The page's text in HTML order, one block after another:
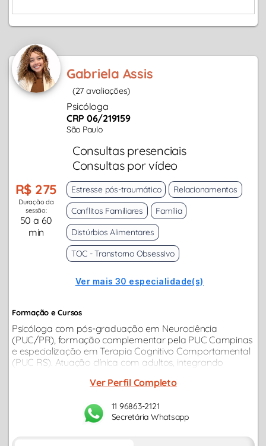
Gabriela Assis
(27 avaliações)
Psicóloga
CRP 06/219159
São Paulo
Consultas presenciais
Consultas por vídeo
R$ 275
Duração da
sessão:
50 a 60
min
Estresse pós-traumático
Relacionamentos
Conflitos Familiares
Família
Distúrbios Alimentares
TOC - Transtorno Obsessivo
Ver mais 30 especialidade(s)
Formação e Cursos
Psicóloga com pós-graduação em Neurociência
(PUC/PR), formação complementar pela PUC Campinas
e especialização em Terapia Cognitivo Comportamental
(PUC RS). Atuação clínica com adultos, integrando
Ver Perfil Completo
11 96863-2121
Secretária Whatsapp